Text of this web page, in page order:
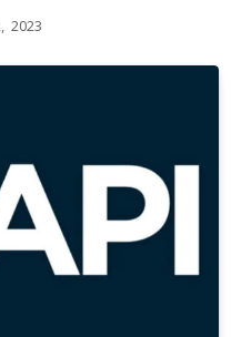
2023